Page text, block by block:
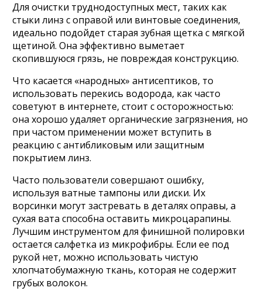
Для очистки труднодоступных мест, таких как
стыки линз с оправой или винтовые соединения,
идеально подойдет старая зубная щетка с мягкой
щетиной. Она эффективно выметает
скопившуюся грязь, не повреждая конструкцию.
Что касается «народных» антисептиков, то
использовать перекись водорода, как часто
советуют в интернете, стоит с осторожностью:
она хорошо удаляет органические загрязнения, но
при частом применении может вступить в
реакцию с антибликовым или защитным
покрытием линз.
Часто пользователи совершают ошибку,
используя ватные тампоны или диски. Их
ворсинки могут застревать в деталях оправы, а
сухая вата способна оставить микроцарапины.
Лучшим инструментом для финишной полировки
остается салфетка из микрофибры. Если ее под
рукой нет, можно использовать чистую
хлопчатобумажную ткань, которая не содержит
грубых волокон.